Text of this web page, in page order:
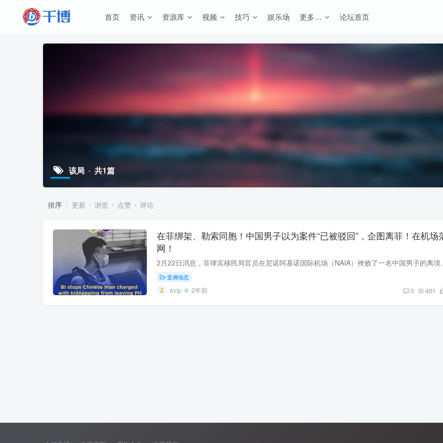
首页 资讯 资源库 视频 技巧 娱乐场 更多… 论坛首页
该局 共1篇
排序 更新 浏览 点赞 评论
在菲绑架、勒索同胞！中国男子以为案件“已被驳回”，企图离菲！在机场
网！
2月22日消息，菲律宾移民局官员在尼诺
亚洲动态
svip 2年前 0 401